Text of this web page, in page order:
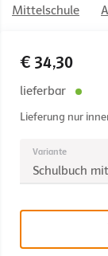
€ 34,30
lieferbar
Lieferung nur
Variante
Schulbuch
Mittelschule
HAK/HAS
© 2026